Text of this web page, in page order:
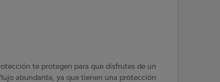
te protegen para que disfrutes de un
abundante, ya que tienen una protección